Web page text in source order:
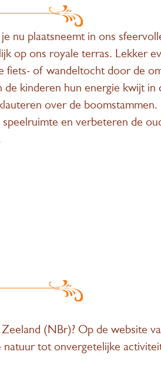
nu plaatsneemt in ons
op ons royale terras. Lekker
fiets- of wandeltocht door de
de kinderen hun energie kwijt in
over de
en verbeteren de
(NBr)? Op de website
natuur tot onvergetelijke